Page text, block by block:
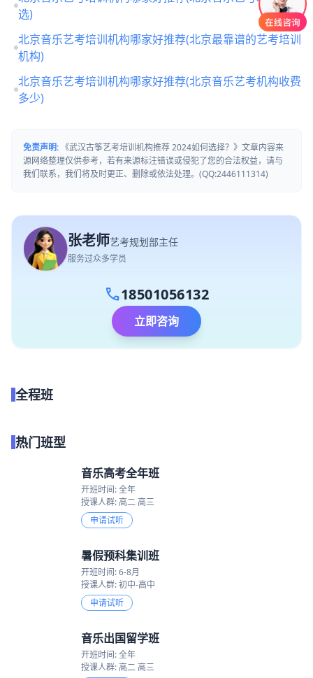
选)
北京音乐艺考培训机构哪家好推荐(北京最靠谱的艺考培训
机构)
北京音乐艺考培训机构哪家好推荐(北京音乐艺考机构收费
多少)
免责声明: 《武汉古筝艺考培训机构推荐 2024如何选择？》文章内容来
源网络整理仅供参考，若有来源标注错误或侵犯了您的合法权益，请与
我们联系，我们将及时更正、删除或依法处理。(QQ:2446111314)
张老师艺考规划部主任
服务过众多学员
call18501056132
立即咨询
全程班
热门班型
音乐高考全年班
开班时间: 全年
授课人群: 高二 高三
申请试听
暑假预科集训班
开班时间: 6-8月
授课人群: 初中-高中
申请试听
音乐出国留学班
开班时间: 全年
授课人群: 高二 高三